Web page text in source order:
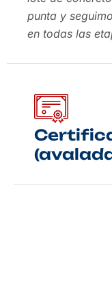
punta y
en todas las